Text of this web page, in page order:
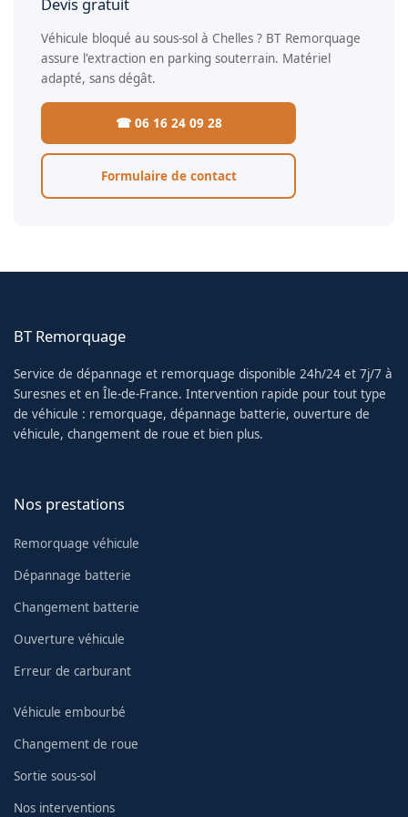
Véhicule bloqué au sous-sol à Chelles ? BT Remorquage
assure l'extraction en parking souterrain. Matériel
adapté, sans dégât.
☎ 06 16 24 09 28
Formulaire de contact
BT Remorquage
Service de dépannage et remorquage disponible 24h/24 et 7j/7 à
Suresnes et en Île-de-France. Intervention rapide pour tout type
de véhicule : remorquage, dépannage batterie, ouverture de
véhicule, changement de roue et bien plus.
Nos prestations
Remorquage véhicule
Dépannage batterie
Changement batterie
Ouverture véhicule
Erreur de carburant
Véhicule embourbé
Changement de roue
Sortie sous-sol
Nos interventions